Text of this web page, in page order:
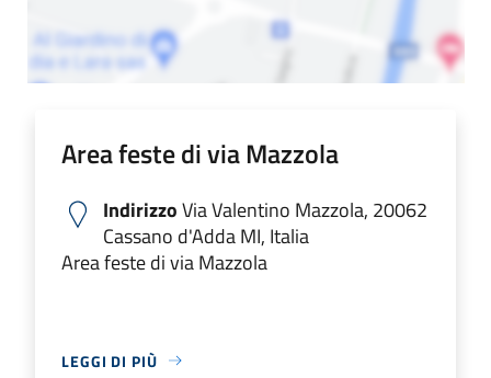
Area feste di via Mazzola
IndirizzoVia Valentino Mazzola, 20062
Cassano d'Adda MI, Italia
Area feste di via Mazzola
LEGGI DI PIÙ